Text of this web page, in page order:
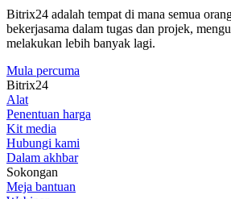
Bitrix24 adalah tempat di mana semua
bekerjasama dalam tugas dan projek,
melakukan lebih banyak lagi.
Mula percuma
Bitrix24
Alat
Penentuan harga
Kit media
Hubungi kami
Dalam akhbar
Sokongan
Meja bantuan